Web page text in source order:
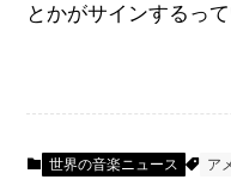
とかがサインするっ
世界の音楽ニュース ア